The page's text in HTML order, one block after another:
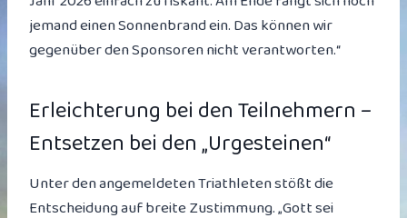
jemand einen Sonnenbrand ein. Das können wir
gegenüber den Sponsoren nicht verantworten.“
Erleichterung bei den Teilnehmern –
Entsetzen bei den „Urgesteinen“
Unter den angemeldeten Triathleten stößt die
Entscheidung auf breite Zustimmung. „Gott sei